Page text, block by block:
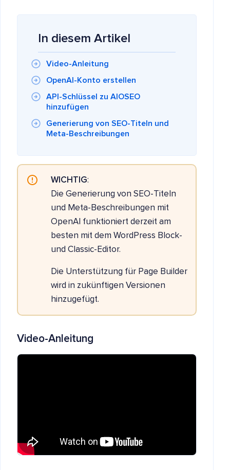
In diesem Artikel
Video-Anleitung
OpenAI-Konto erstellen
API-Schlüssel zu AIOSEO
hinzufügen
Generierung von SEO-Titeln und
Meta-Beschreibungen
WICHTIG:
Die Generierung von SEO-Titeln
und Meta-Beschreibungen mit
OpenAI funktioniert derzeit am
besten mit dem WordPress Block-
und Classic-Editor.
Die Unterstützung für Page Builder
wird in zukünftigen Versionen
hinzugefügt.
Video-Anleitung